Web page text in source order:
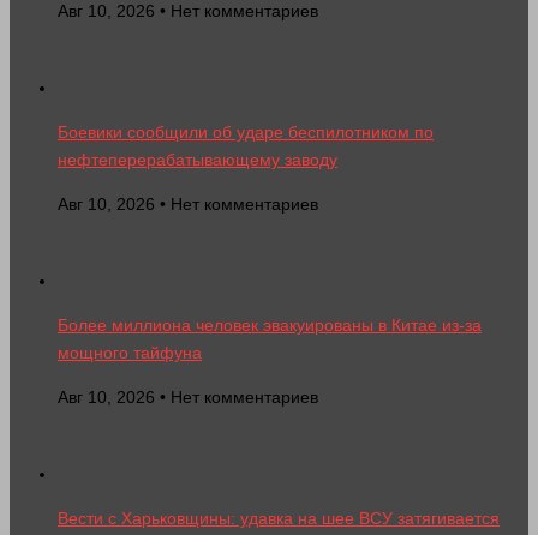
Авг 10, 2026 • Нет комментариев
Боевики сообщили об ударе беспилотником по
нефтеперерабатывающему заводу
Авг 10, 2026 • Нет комментариев
Более миллиона человек эвакуированы в Китае из-за
мощного тайфуна
Авг 10, 2026 • Нет комментариев
Вести с Харьковщины: удавка на шее ВСУ затягивается